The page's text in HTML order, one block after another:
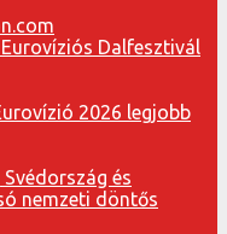
Dalfesztivál
2026 legjobb
és
nemzeti döntős